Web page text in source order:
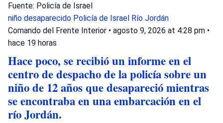
Fuente: Policía de Israel
niño desaparecido Policía de Israel Río Jordán
Comando del Frente Interior • agosto 9, 2026 at 4:28 pm •
hace 19 horas
Hace poco, se recibió un informe en el
centro de despacho de la policía sobre un
niño de 12 años que desapareció mientras
se encontraba en una embarcación en el
río Jordán.